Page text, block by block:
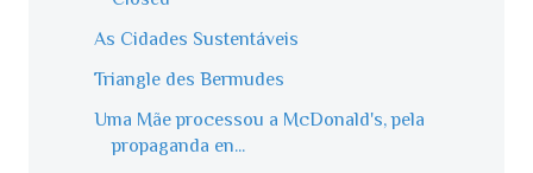
As Cidades Sustentáveis
Triangle des Bermudes
Uma Mãe processou a McDonald's, pela
propaganda en...